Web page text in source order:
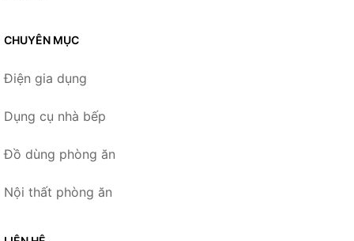
CHUYÊN MỤC
Điện gia dụng
Dụng cụ nhà bếp
Đồ dùng phòng ăn
Nội thất phòng ăn